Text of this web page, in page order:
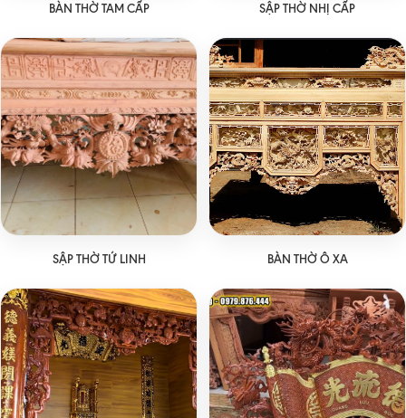
BÀN THỜ TAM CẤP SẬP THỜ NHỊ CẤP
SẬP THỜ TỨ LINH BÀN THỜ Ô XA